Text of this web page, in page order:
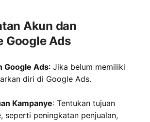
Akun dan
Google Ads
Google Ads: Jika belum memiliki
diri di Google Ads.
Kampanye: Tentukan tujuan
seperti peningkatan penjualan,